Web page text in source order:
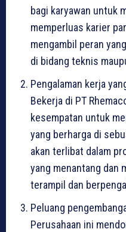
bagi karyawan untuk
memperluas karier
mengambil peran
di bidang teknis
Pengalaman kerja
Bekerja di PT
kesempatan untuk
yang berharga di
akan terlibat dalam
yang menantang dan
terampil dan
Peluang
Perusahaan ini